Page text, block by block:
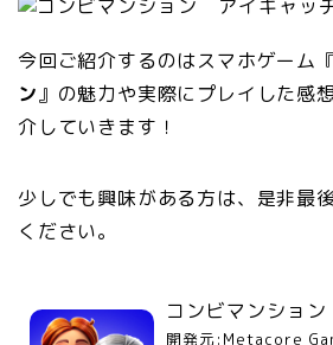
今回ご紹介するのはスマホゲーム『
ン』の魅力や実際にプレイした感
介していきます！
少しでも興味がある方は、是非最
ください。
コンビマンション
開発元: Metacore